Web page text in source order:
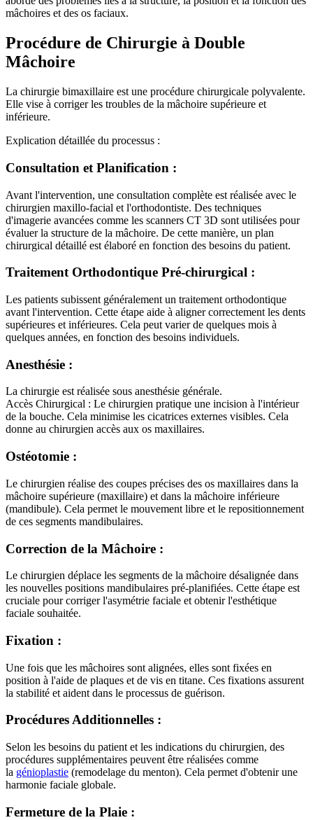
mâchoires et des os faciaux.
Procédure de Chirurgie à Double
Mâchoire
La chirurgie bimaxillaire est une procédure chirurgicale polyvalente.
Elle vise à corriger les troubles de la mâchoire supérieure et
inférieure.
Explication détaillée du processus :
Consultation et Planification :
Avant l'intervention, une consultation complète est réalisée avec le
chirurgien maxillo-facial et l'orthodontiste. Des techniques
d'imagerie avancées comme les scanners CT 3D sont utilisées pour
évaluer la structure de la mâchoire. De cette manière, un plan
chirurgical détaillé est élaboré en fonction des besoins du patient.
Traitement Orthodontique Pré-chirurgical :
Les patients subissent généralement un traitement orthodontique
avant l'intervention. Cette étape aide à aligner correctement les dents
supérieures et inférieures. Cela peut varier de quelques mois à
quelques années, en fonction des besoins individuels.
Anesthésie :
La chirurgie est réalisée sous anesthésie générale.
Accès Chirurgical : Le chirurgien pratique une incision à l'intérieur
de la bouche. Cela minimise les cicatrices externes visibles. Cela
donne au chirurgien accès aux os maxillaires.
Ostéotomie :
Le chirurgien réalise des coupes précises des os maxillaires dans la
mâchoire supérieure (maxillaire) et dans la mâchoire inférieure
(mandibule). Cela permet le mouvement libre et le repositionnement
de ces segments mandibulaires.
Correction de la Mâchoire :
Le chirurgien déplace les segments de la mâchoire désalignée dans
les nouvelles positions mandibulaires pré-planifiées. Cette étape est
cruciale pour corriger l'asymétrie faciale et obtenir l'esthétique
faciale souhaitée.
Fixation :
Une fois que les mâchoires sont alignées, elles sont fixées en
position à l'aide de plaques et de vis en titane. Ces fixations assurent
la stabilité et aident dans le processus de guérison.
Procédures Additionnelles :
Selon les besoins du patient et les indications du chirurgien, des
procédures supplémentaires peuvent être réalisées comme
la génioplastie (remodelage du menton). Cela permet d'obtenir une
harmonie faciale globale.
Fermeture de la Plaie :